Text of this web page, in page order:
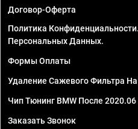
Договор-Оферта
Политика
Персональных Данных.
Формы Оплаты
Удаление Сажевого Фильтра
Чип Тюнинг BMW После 2020.06
Заказать Звонок